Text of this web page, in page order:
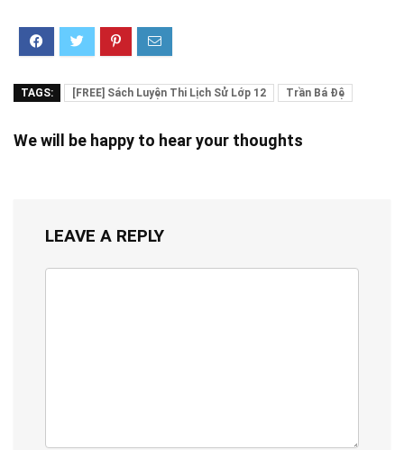
TAGS: [FREE] Sách Luyện Thi Lịch Sử Lớp 12 Trần Bá Đệ
We will be happy to hear your thoughts
LEAVE A REPLY